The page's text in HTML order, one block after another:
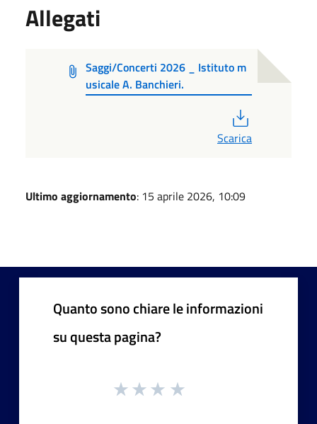
Allegati
Saggi/Concerti 2026 _ Istituto m
usicale A. Banchieri.
Scarica
Ultimo aggiornamento: 15 aprile 2026, 10:09
Quanto sono chiare le informazioni
su questa pagina?